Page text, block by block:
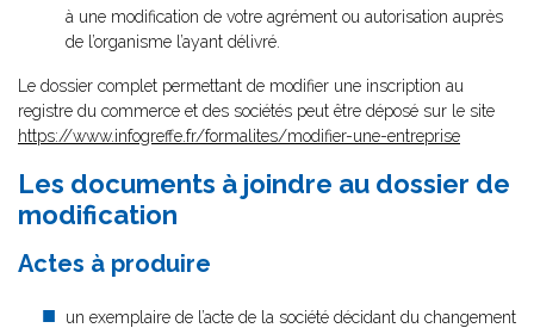
à une modification de votre agrément ou autorisation auprès
de l’organisme l’ayant délivré.
Le dossier complet permettant de modifier une inscription au
registre du commerce et des sociétés peut être déposé sur le site
https://www.infogreffe.fr/formalites/modifier-une-entreprise
Les documents à joindre au dossier de
modification
Actes à produire
un exemplaire de l’acte de la société décidant du changement